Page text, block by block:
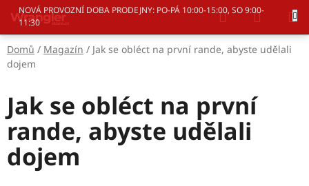
Přejít
obsah
NOVÁ PROVOZNÍ DOBA PRODEJNY: PO-PÁ 10:00-15:00, SO 9:00-
11:30
Hledat
KOŠÍK
Domů / Magazín / Jak se obléct na první rande, abyste udělali
dojem
Jak se obléct na první
rande, abyste udělali
dojem